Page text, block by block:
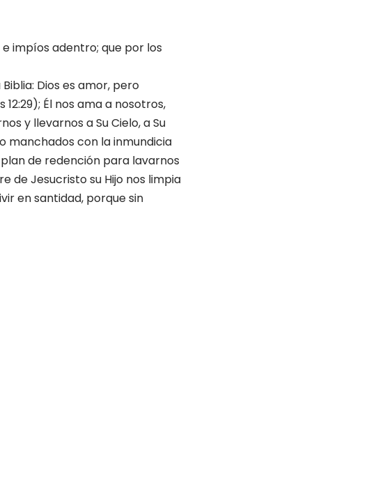
impíos adentro; que por los
Dios es amor, pero
Él nos ama a nosotros,
y llevarnos a Su Cielo, a Su
manchados con la inmundicia
de redención para lavarnos
de Jesucristo su Hijo nos limpia
en santidad, porque sin